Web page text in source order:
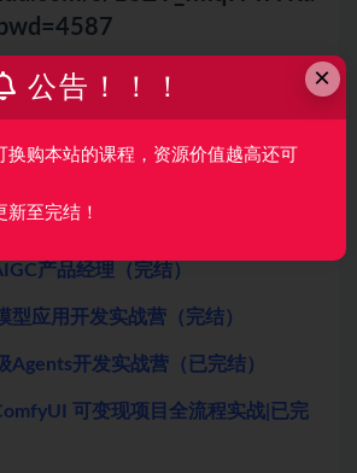
能实战营（包更新）
应用开发平台特训营
产品经理（完结）
型应用开发实战营（完结）
Agents开发实战营（已完结）
可变现项目全流程实战|已完
×
公告！！！
购本站的课程，资源价值越高还可
至完结！